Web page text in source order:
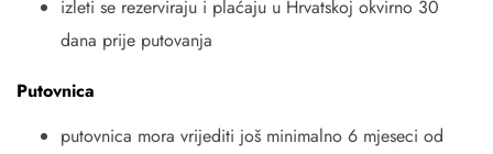
izleti se rezerviraju i plaćaju u Hrvatskoj okvirno 30
dana prije putovanja
Putovnica
putovnica mora vrijediti još minimalno 6 mjeseci od